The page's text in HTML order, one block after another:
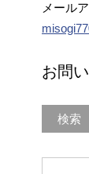
メール
お問
検索